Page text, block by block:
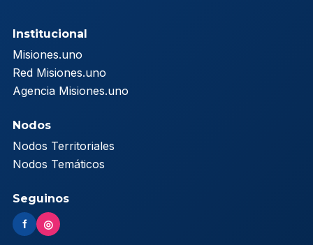
Institucional
Misiones.uno
Red Misiones.uno
Agencia Misiones.uno
Nodos
Nodos Territoriales
Nodos Temáticos
Seguinos
f ◎